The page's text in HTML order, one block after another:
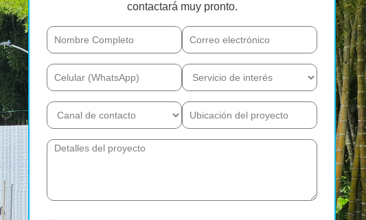
contactará muy pronto.